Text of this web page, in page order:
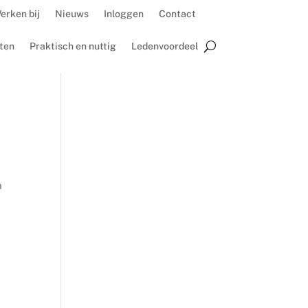
bij Nieuws Inloggen Contact
Praktisch en nuttig Ledenvoordeel